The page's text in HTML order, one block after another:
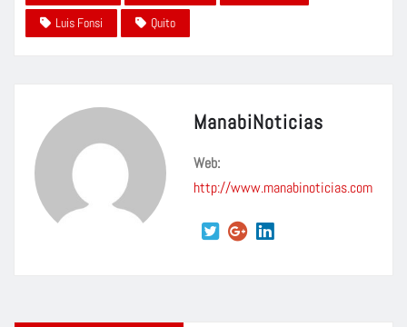
Luis Fonsi
Quito
ManabiNoticias
Web:
http://www.manabinoticias.com